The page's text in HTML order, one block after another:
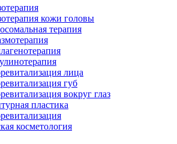
кожи головы
терапия
лица
губ
вокруг глаз
пластика
косметология